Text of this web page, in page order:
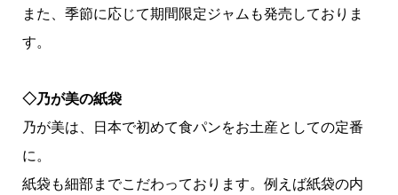
また、季節に応じて期間限定ジャムも発売しておりま
す。
◇乃が美の紙袋
乃が美は、日本で初めて食パンをお土産としての定番
に。
紙袋も細部までこだわっております。例えば紙袋の内